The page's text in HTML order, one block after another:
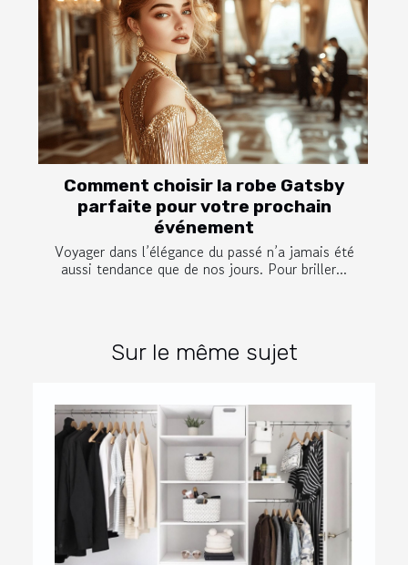
Comment choisir la robe Gatsby
parfaite pour votre prochain
événement
Voyager dans l’élégance du passé n’a jamais été
aussi tendance que de nos jours. Pour briller...
Sur le même sujet